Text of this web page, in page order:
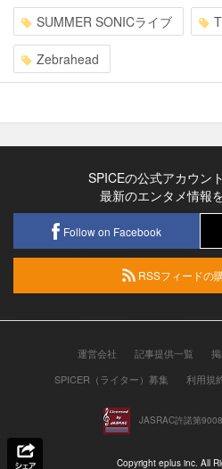
SUMMER SONICライブ
Zebrahead
SPICEの公式アカウン
最新のエンタメ情報
Follow on Facebook
RSSフィードの
運営会社 記事提供一覧
SPICER（ライター）募集
利用規
JASRAC許諾第
Copyright eplus inc. All